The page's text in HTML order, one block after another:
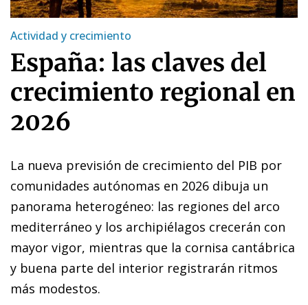
Actividad y crecimiento
España: las claves del
crecimiento regional en
2026
La nueva previsión de crecimiento del PIB por
comunidades autónomas en 2026 dibuja un
panorama heterogéneo: las regiones del arco
mediterráneo y los archipiélagos crecerán con
mayor vigor, mientras que la cornisa cantábrica
y buena parte del interior registrarán ritmos
más modestos.